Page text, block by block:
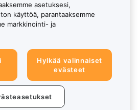
asetuksesi,
käyttöä, parantaaksemme
markkinointi- ja
Hylkää valinnaiset
evästeet